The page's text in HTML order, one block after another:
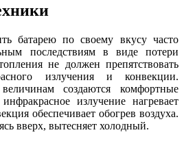
батарею по своему вкусу часто
последствиям в виде потери
не должен препятствовать
излучения и конвекции.
создаются комфортные
излучение нагревает
обеспечивает обогрев воздуха.
вверх, вытесняет холодный.